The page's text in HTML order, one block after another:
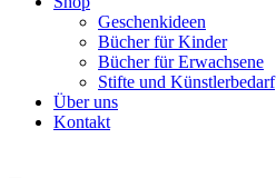
Geschenkideen
Bücher für Kinder
Bücher für Erwachsene
Stifte und Künstlerbedarf
Über uns
Kontakt